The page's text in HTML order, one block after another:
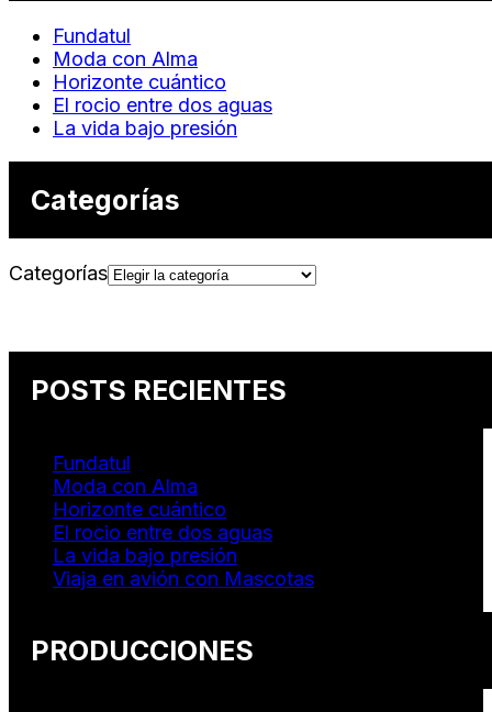
Fundatul
Moda con Alma
Horizonte cuántico
El rocio entre dos aguas
La vida bajo presión
Categorías
Categorías
POSTS RECIENTES
Fundatul
Moda con Alma
Horizonte cuántico
El rocio entre dos aguas
La vida bajo presión
Viaja en avión con Mascotas
PRODUCCIONES